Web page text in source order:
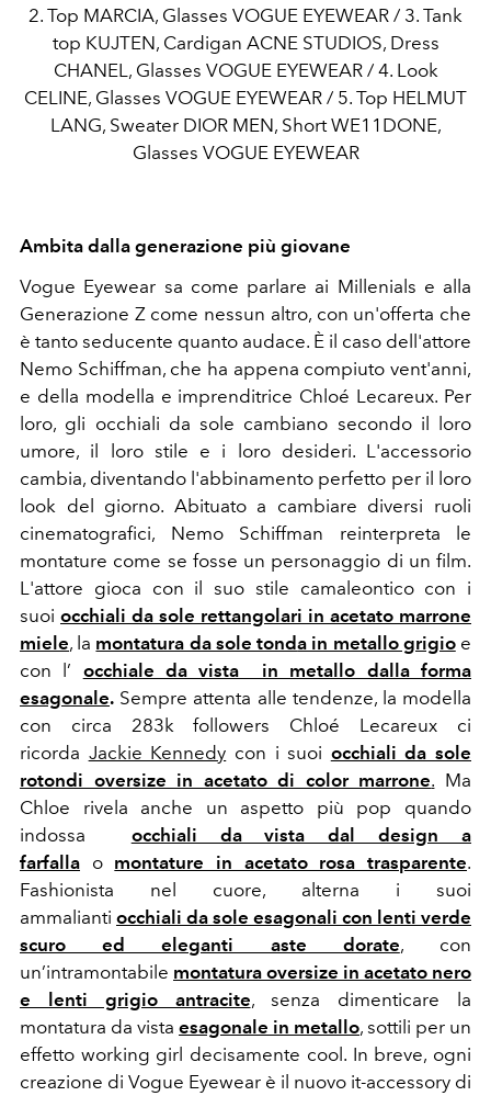
2. Top MARCIA, Glasses VOGUE EYEWEAR / 3. Tank
top KUJTEN, Cardigan ACNE STUDIOS, Dress
CHANEL, Glasses VOGUE EYEWEAR / 4. Look
CELINE, Glasses VOGUE EYEWEAR / 5. Top HELMUT
LANG, Sweater DIOR MEN, Short WE11DONE,
Glasses VOGUE EYEWEAR
Ambita dalla generazione più giovane
Vogue Eyewear sa come parlare ai Millenials e alla
Generazione Z come nessun altro, con un'offerta che
è tanto seducente quanto audace. È il caso dell'attore
Nemo Schiffman, che ha appena compiuto vent'anni,
e della modella e imprenditrice Chloé Lecareux. Per
loro, gli occhiali da sole cambiano secondo il loro
umore, il loro stile e i loro desideri. L'accessorio
cambia, diventando l'abbinamento perfetto per il loro
look del giorno. Abituato a cambiare diversi ruoli
cinematografici, Nemo Schiffman reinterpreta le
montature come se fosse un personaggio di un film.
L'attore gioca con il suo stile camaleontico con i
suoi occhiali da sole rettangolari in acetato marrone
miele, la montatura da sole tonda in metallo grigioe
con l’ occhiale da vista in metallo dalla forma
esagonale. Sempre attenta alle tendenze, la modella
con circa 283k followers Chloé Lecareux ci
ricorda Jackie Kennedy con i suoi occhiali da sole
rotondi oversize in acetato di color marrone. Ma
Chloe rivela anche un aspetto più pop quando
indossa occhiali da vista dal design a
farfalla o montature in acetato rosa trasparente.
Fashionista nel cuore, alterna i suoi
ammalianti occhiali da sole esagonali con lenti verde
scuro ed eleganti aste dorate,con
un’intramontabile montatura oversize in acetato nero
e lenti grigio antracite,senza dimenticare la
montatura da vista esagonale in metallo, sottili per un
effetto working girl decisamente cool. In breve, ogni
creazione di Vogue Eyewear è il nuovo it-accessory di